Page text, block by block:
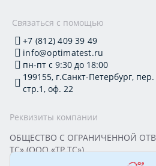
Связаться с помощью
+7 (812) 409 39 49
info@optimatest.ru
пн-пт с 9:30 до 18:00
199155, г.Санкт-Петербург,
стр.1, оф. 22
Реквизиты компании
ОБЩЕСТВО С ОГРАНИЧЕННОЙ
ТС» (ООО «ТР ТС»)
Юридический адрес: 199155, г.